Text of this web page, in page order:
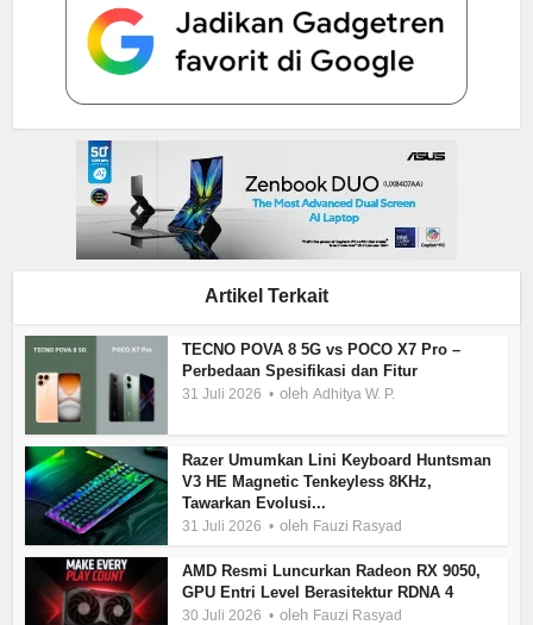
Artikel Terkait
TECNO POVA 8 5G vs POCO X7 Pro –
Perbedaan Spesifikasi dan Fitur
31 Juli 2026 olehAdhitya W. P.
Razer Umumkan Lini Keyboard Huntsman
V3 HE Magnetic Tenkeyless 8KHz,
Tawarkan Evolusi...
31 Juli 2026 oleh Fauzi Rasyad
AMD Resmi Luncurkan Radeon RX 9050,
GPU Entri Level Berasitektur RDNA 4
30 Juli 2026 oleh Fauzi Rasyad